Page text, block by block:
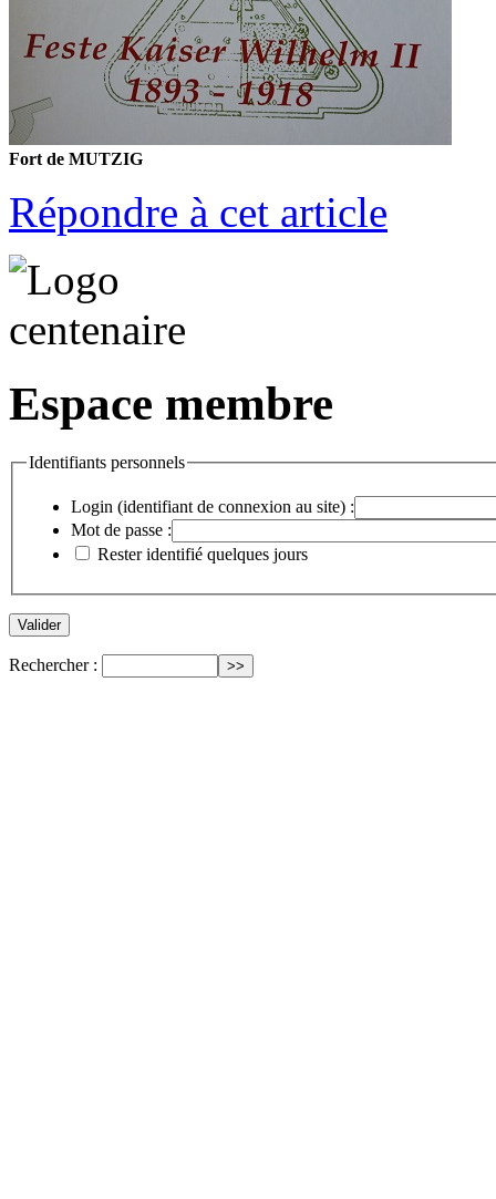
Fort de MUTZIG
Répondre à cet article
Espace membre
Identifiants personnels
Login (identifiant de connexion au site) :
Mot de passe :
Rester identifié quelques jours
Rechercher :